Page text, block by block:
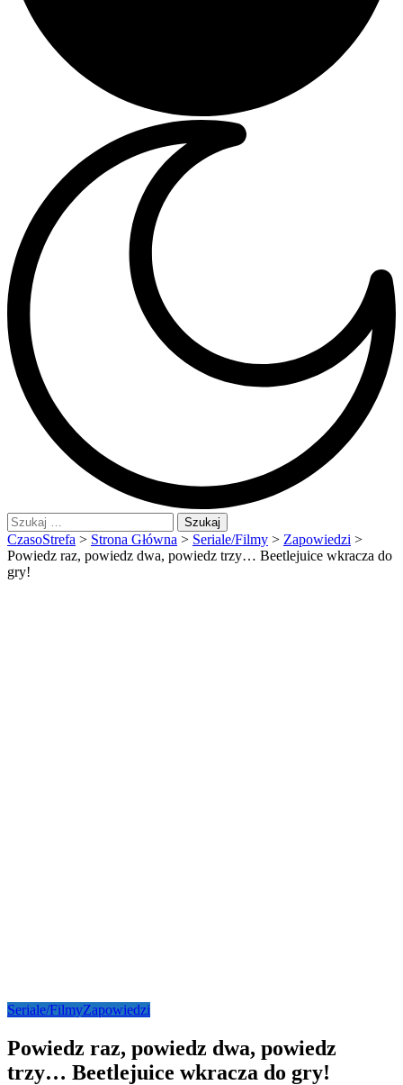
Szukaj:
CzasoStrefa > Strona Główna > Seriale/Filmy > Zapowiedzi >
Powiedz raz, powiedz dwa, powiedz trzy… Beetlejuice wkracza do
gry!
Seriale/FilmyZapowiedzi
Powiedz raz, powiedz dwa, powiedz
trzy… Beetlejuice wkracza do gry!